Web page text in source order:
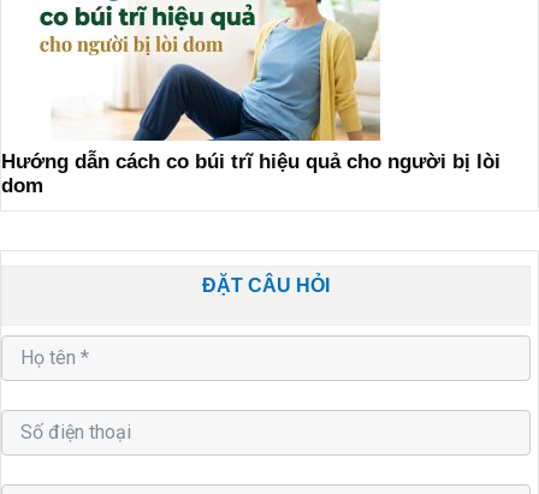
Hướng dẫn cách co búi trĩ hiệu quả cho người bị lòi
dom
ĐẶT CÂU HỎI